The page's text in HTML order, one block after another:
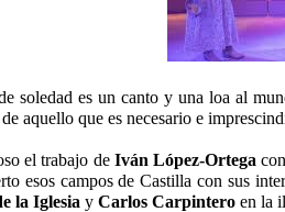
soledad es un canto y una loa al
aquello que es necesario e
el trabajo de Iván López-Ortega
esos campos de Castilla con sus
la Iglesia y Carlos Carpintero en la